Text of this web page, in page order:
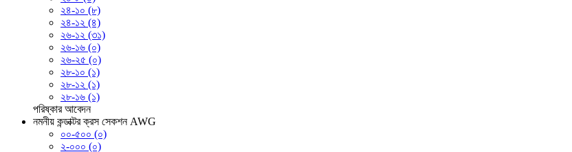
২৪-১০ (৮)
২৪-১২ (৪)
২৬-১২ (৩১)
২৬-১৬ (০)
২৬-২৫ (০)
২৮-১০ (১)
২৮-১২ (১)
২৮-১৬ (১)
পরিষ্কার আবেদন
নমনীয় কন্ডাক্টর ক্রস সেকশন AWG
০০-৫০০ (০)
২-০০০ (০)